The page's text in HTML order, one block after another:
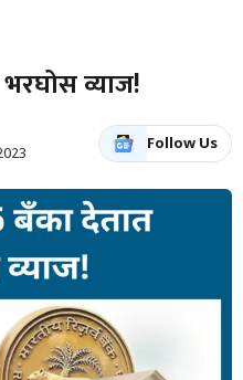
व्याज!
Follow Us